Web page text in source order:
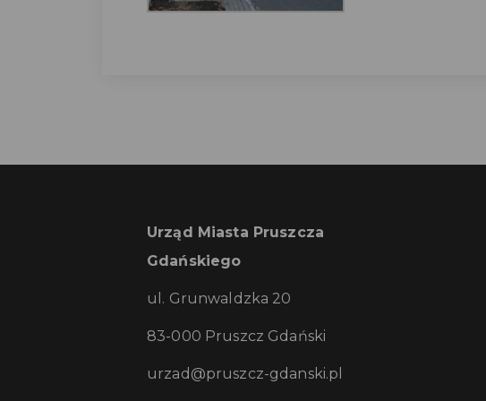
Urząd Miasta Pruszcza
Gdańskiego
ul. Grunwaldzka 20
83-000 Pruszcz Gdański
urzad@pruszcz-gdanski.pl